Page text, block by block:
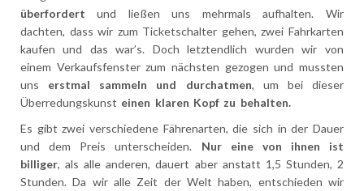
überfordert und ließen uns mehrmals aufhalten. Wir
dachten, dass wir zum Ticketschalter gehen, zwei Fahrkarten
kaufen und das war’s. Doch letztendlich wurden wir von
einem Verkaufsfenster zum nächsten gezogen und mussten
uns erstmal sammeln und durchatmen, um bei dieser
Überredungskunst einen klaren Kopf zu behalten.
Es gibt zwei verschiedene Fährenarten, die sich in der Dauer
und dem Preis unterscheiden. Nur eine von ihnen ist
billiger, als alle anderen, dauert aber anstatt 1,5 Stunden, 2
Stunden. Da wir alle Zeit der Welt haben, entschieden wir